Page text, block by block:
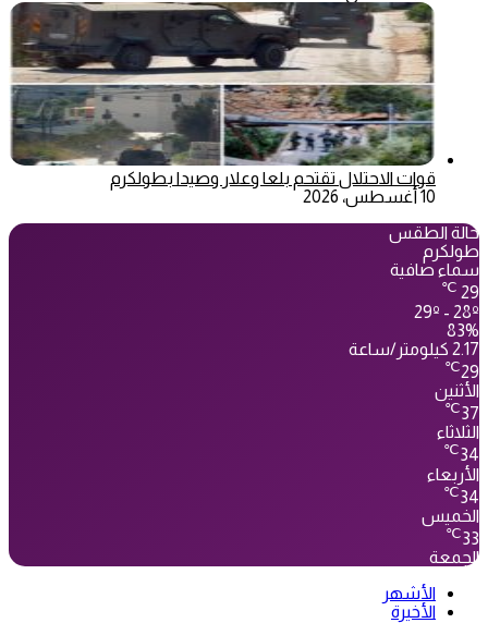
قوات الاحتلال تقتحم بلعا وعلار وصيدا بطولكرم
10 أغسطس، 2026
حالة الطقس
طولكرم
سماء صافية
29
℃
29º - 28º
83%
2.17 كيلومتر/ساعة
29
℃
الأثنين
37
℃
الثلاثاء
34
℃
الأربعاء
34
℃
الخميس
33
℃
الجمعة
الأشهر
الأخيرة